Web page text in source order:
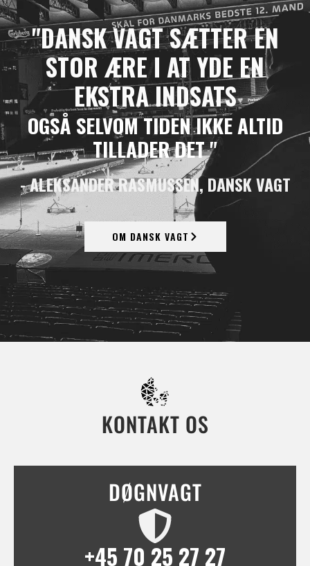
"DANSK VAGT SÆTTER EN
STOR ÆRE I AT YDE EN
EKSTRA INDSATS
OGSÅ SELVOM TIDEN IKKE ALTID
TILLADER DET "
- ALEKSANDER RASMUSSEN, DANSK VAGT
OM DANSK VAGT
KONTAKT OS
DØGNVAGT
+45 70 25 27 27